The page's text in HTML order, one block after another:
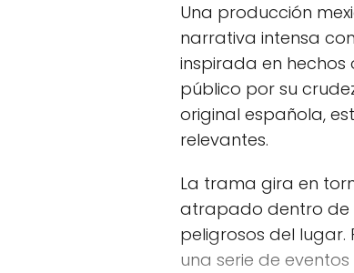
Una producción
narrativa intensa
inspirada en
público por su
original española,
relevantes.
La trama gira en
atrapado dentro de
peligrosos del
una serie de